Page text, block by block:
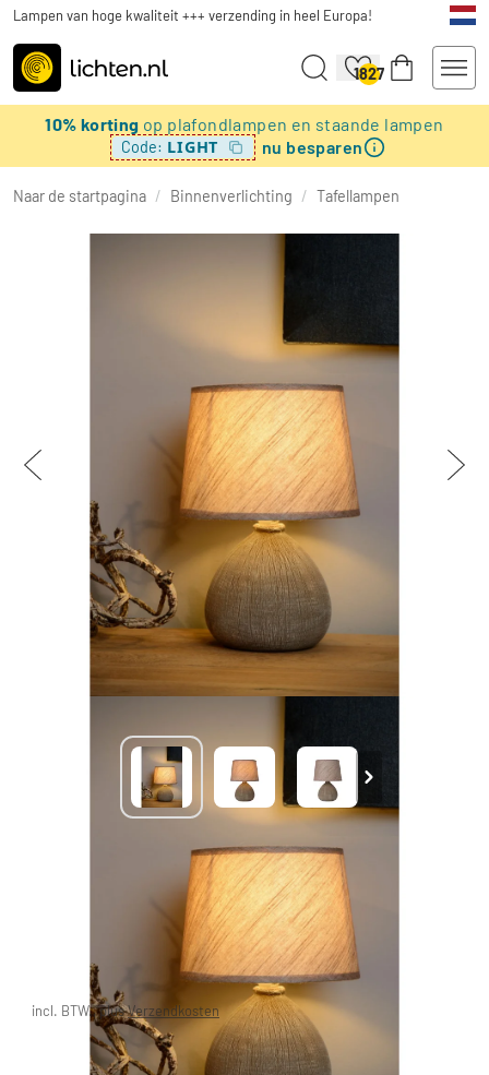
Lampen van hoge kwaliteit +++ verzending in heel Europa!
1827
10% korting op plafondlampen en staande lampen
Code: LIGHT nu besparen
Naar de startpagina / Binnenverlichting / Tafellampen
Lucide RAMZI Tafellamp Bruin, 1-licht
€ 31,14
incl. BTW., plusVerzendkosten
in winkelwagen